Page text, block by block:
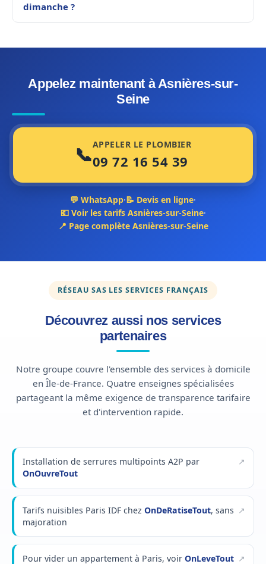
dimanche ?
Appelez maintenant à Asnières-sur-
Seine
📞APPELER LE PLOMBIER
09 72 16 54 39
💬 WhatsApp·📝 Devis en ligne·
💶 Voir les tarifs Asnières-sur-Seine·
📍 Page complète Asnières-sur-Seine
RÉSEAU SAS LES SERVICES FRANÇAIS
Découvrez aussi nos services
partenaires
Notre groupe couvre l'ensemble des services à domicile
en Île-de-France. Quatre enseignes spécialisées
partageant la même exigence de transparence tarifaire
et d'intervention rapide.
Installation de serrures multipoints A2P par
OnOuvreTout
Tarifs nuisibles Paris IDF chez OnDeRatiseTout, sans
majoration
Pour vider un appartement à Paris, voir OnLeveTout